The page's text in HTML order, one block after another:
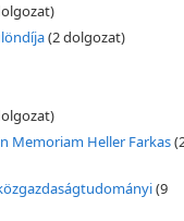
(2 dolgozat)
Memoriam Heller Farkas
(9